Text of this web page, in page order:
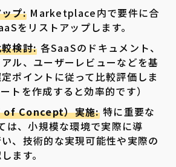
プ:Marketplace内で要件に合
をリストアップします。
検討: 各SaaSのドキュメント、
ル、ユーザーレビューなどを基
ポイントに従って比較評価しま
トを作成すると効率的です）
Concept）実施:特に重要な
は、小規模な環境で実際に導
、技術的な実現可能性や実際の
ます。